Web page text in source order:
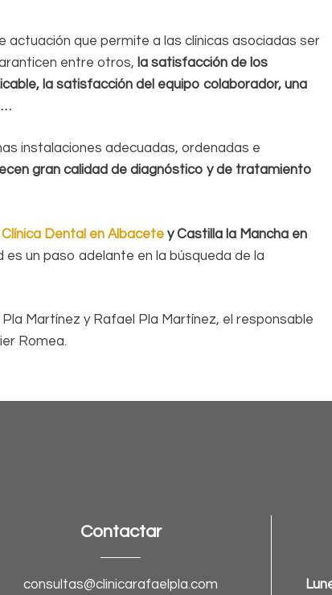
actuación que permite a las clínicas asociadas ser
entre otros, la satisfacción de los
la satisfacción del equipo colaborador, una
…
instalaciones adecuadas, ordenadas e
gran calidad de diagnóstico y de tratamiento
Clínica Dental en Albacete y Castilla la Mancha en
un paso adelante en la búsqueda de la
Martínez y Rafael Pla Martínez, el responsable
Romea.
Contactar
consultas@clinicarafaelpla.com